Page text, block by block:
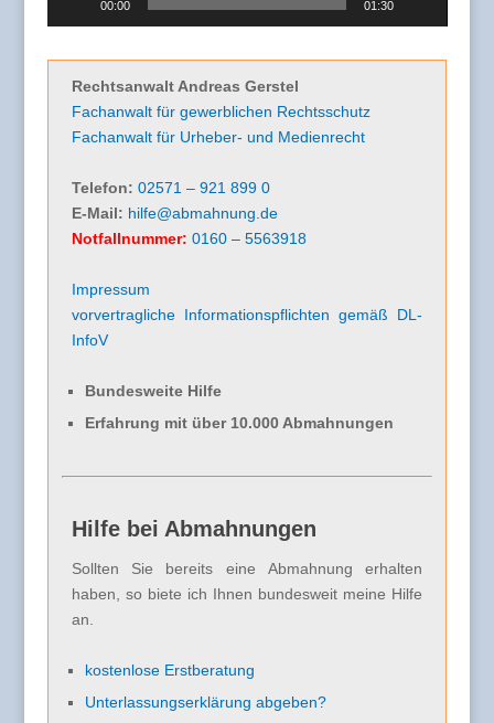
00:00 01:30
Rechtsanwalt Andreas Gerstel
Fachanwalt für gewerblichen Rechtsschutz
Fachanwalt für Urheber- und Medienrecht
Telefon: 02571 – 921 899 0
E-Mail: hilfe@abmahnung.de
Notfallnummer: 0160 – 5563918
Impressum
vorvertragliche Informationspflichten gemäß DL-
InfoV
Bundesweite Hilfe
Erfahrung mit über 10.000 Abmahnungen
Hilfe bei Abmahnungen
Sollten Sie bereits eine Abmahnung erhalten
haben, so biete ich Ihnen bundesweit meine Hilfe
an.
kostenlose Erstberatung
Unterlassungserklärung abgeben?